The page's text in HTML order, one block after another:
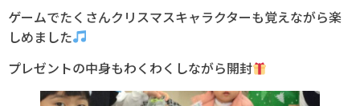
ゲームでたくさんクリスマスキャラクターも覚えながら楽
しめました
プレゼントの中身もわくわくしながら開封